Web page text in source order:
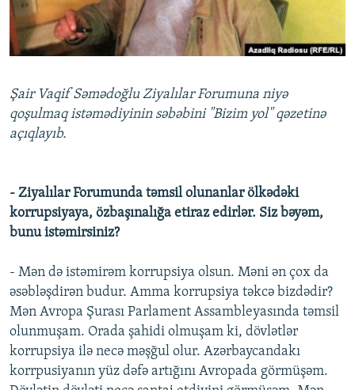
KARIKATURA
İSLAM VƏ DEMOKRATIYA
İZ - MƏDƏNIYYƏT PROQRAMI
PEŞƏ ETIKASI VƏ JURNALISTIKA STANDARTLARIMIZ
MATERIALLARIMIZDAN ISTIFADƏ
BIZIMLƏ ƏLAQƏ
XƏBƏR BÜLLETENLƏRIMIZ
BIZI IZLƏ
Şair Vaqif Səmədoğlu Ziyalılar Forumuna niyə
qoşulmaq istəmədiyinin səbəbini "Bizim yol" qəzetinə
açıqlayıb.
- Ziyalılar Forumunda təmsil olunanlar ölkədəki
korrupsiyaya, özbaşınalığa etiraz edirlər. Siz bəyəm,
bunu istəmirsiniz?
- Mən də istəmirəm korrupsiya olsun. Məni ən çox da
əsəbləşdirən budur. Amma korrupsiya təkcə bizdədir?
Mən Avropa Şurası Parlament Assambleyasında təmsil
olunmuşam. Orada şahidi olmuşam ki, dövlətlər
korrupsiya ilə necə məşğul olur. Azərbaycandakı
korrpusiyanın yüz dəfə artığını Avropada görmüşəm.